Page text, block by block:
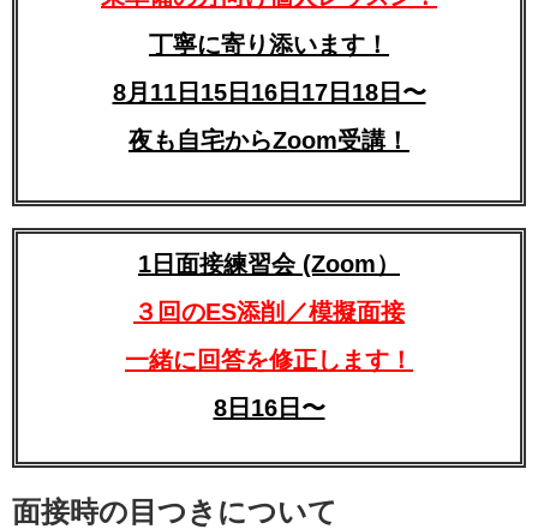
丁寧に寄り添います！
8月11日15日16日17日18日〜
夜も自宅からZoom受講！
1日面接練習会 (Zoom）
３回のES添削／模擬面接
一緒に回答を修正します！
8日16日〜
面接時の目つきについて